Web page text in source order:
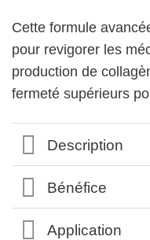
Cette formule
pour revigorer les
production de
fermeté supérieurs
Description
Bénéfice
Application